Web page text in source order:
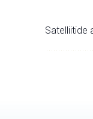
Satelliitide